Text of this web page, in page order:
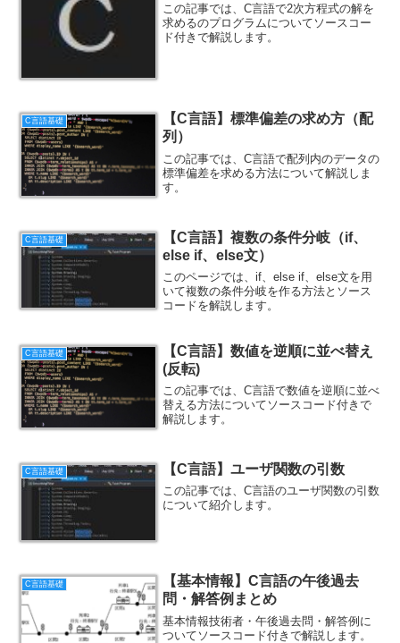
この記事では、C言語で2次方程式の解を
求めるのプログラムについてソースコー
ド付きで解説します。
C言語基礎
【C言語】標準偏差の求め方（配
列）
この記事では、C言語で配列内のデータの
標準偏差を求める方法について解説しま
す。
C言語基礎
【C言語】複数の条件分岐（if、
else if、else文）
このページでは、if、else if、else文を用
いて複数の条件分岐を作る方法とソース
コードを解説します。
C言語基礎
【C言語】数値を逆順に並べ替え
(反転)
この記事では、C言語で数値を逆順に並べ
替える方法についてソースコード付きで
解説します。
C言語基礎 【C言語】ユーザ関数の引数
この記事では、C言語のユーザ関数の引数
について紹介します。
C言語基礎
【基本情報】C言語の午後過去
問・解答例まとめ
基本情報技術者・午後過去問・解答例に
ついてソースコード付きで解説します。